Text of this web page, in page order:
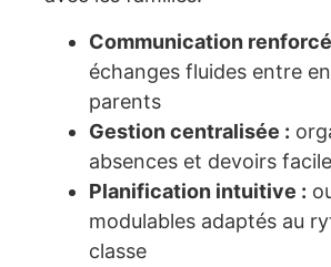
Communication
échanges fluides entre
parents
Gestion centralisée :
absences et devoirs
Planification intuitive :
modulables adaptés au
classe